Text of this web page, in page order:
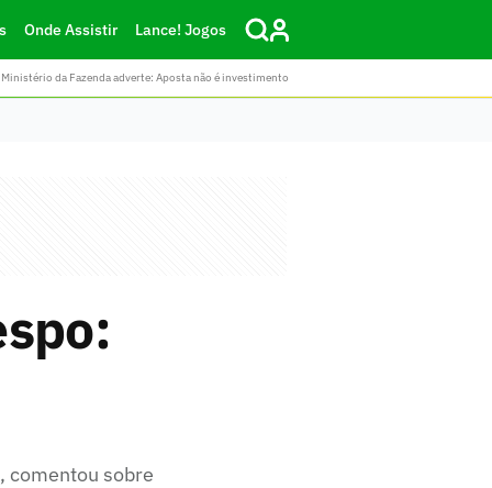
Onde Assistir Lance! Jogos
da Fazenda adverte: Aposta não é investimento
comentou sobre